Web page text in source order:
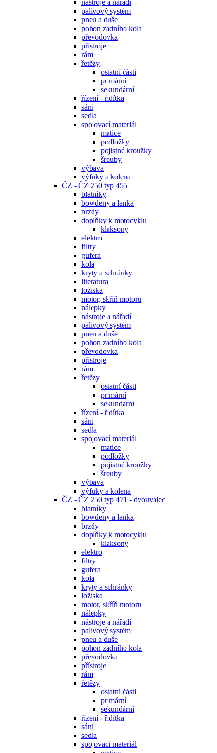
nástroje a nářadí
palivový systém
pneu a duše
pohon zadního kola
převodovka
přístroje
rám
řetězy
ostatní části
primární
sekundární
řízení - řidítka
sání
sedla
spojovací materiál
matice
podložky
pojistné kroužky
šrouby
výbava
výfuky a kolena
ČZ - ČZ 250 typ 455
blatníky
bowdeny a lanka
brzdy
doplňky k motocyklu
klaksony
elektro
filtry
gufera
kola
kryty a schránky
literatura
ložiska
motor, skříň motoru
nálepky
nástroje a nářadí
palivový systém
pneu a duše
pohon zadního kola
převodovka
přístroje
rám
řetězy
ostatní části
primární
sekundární
řízení - řidítka
sání
sedla
spojovací materiál
matice
podložky
pojistné kroužky
šrouby
výbava
výfuky a kolena
ČZ - ČZ 250 typ 471 - dvouválec
blatníky
bowdeny a lanka
brzdy
doplňky k motocyklu
klaksony
elektro
filtry
gufera
kola
kryty a schránky
ložiska
motor, skříň motoru
nálepky
nástroje a nářadí
palivový systém
pneu a duše
pohon zadního kola
převodovka
přístroje
rám
řetězy
ostatní části
primární
sekundární
řízení - řidítka
sání
sedla
spojovaci materiál